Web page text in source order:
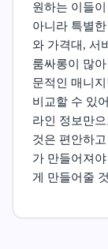
원하는 이들
아니라 특별
와 가격대, 서
룸싸롱이 많
문적인 매니
비교할 수 있
라인 정보만
것은 편안하
가 만들어져
게 만들어줄